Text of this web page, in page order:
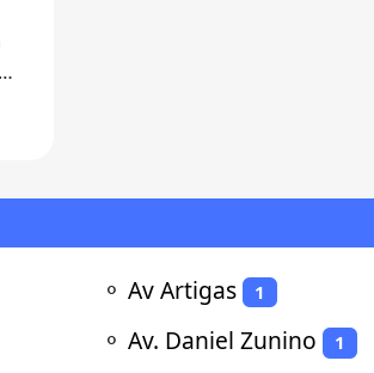
⚬ Av Artigas 1
⚬ Av. Daniel Zunino 1